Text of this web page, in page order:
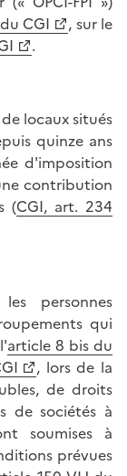
CGI
, sur le
.
locaux situés
quinze ans
d'imposition
contribution
(CGI, art. 234
personnes
qui
article 8 bis du
, lors de la
de droits
de sociétés à
soumises à
prévues